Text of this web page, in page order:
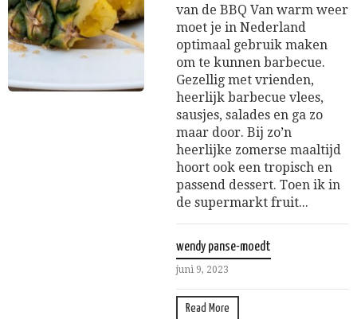
van de BBQ Van warm weer
moet je in Nederland
optimaal gebruik maken
om te kunnen barbecue.
Gezellig met vrienden,
heerlijk barbecue vlees,
sausjes, salades en ga zo
maar door. Bij zo’n
heerlijke zomerse maaltijd
hoort ook een tropisch en
passend dessert. Toen ik in
de supermarkt fruit...
wendy panse-moedt
juni 9, 2023
Read More